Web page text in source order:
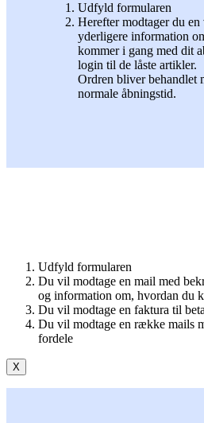
Udfyld formularen
Herefter modtager du
yderligere information
kommer i gang med dit
login til de låste artikler.
Ordren bliver behandlet
normale åbningstid.
Udfyld formularen
Du vil modtage en mail med
og information om, hvordan du
Du vil modtage en faktura til
Du vil modtage en række mails
fordele
X